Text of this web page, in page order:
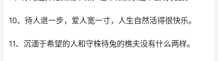
10、待人退一步，爱人宽一寸，人生自然活得很快乐。
11、沉湎于希望的人和守株待兔的樵夫没有什么两样。